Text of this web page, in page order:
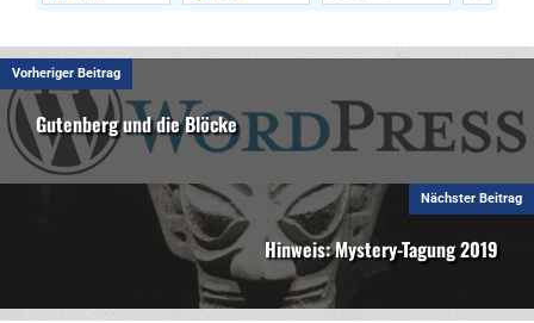
Vorheriger Beitrag
Gutenberg und die Blöcke
Nächster Beitrag
Hinweis: Mystery-Tagung 2019